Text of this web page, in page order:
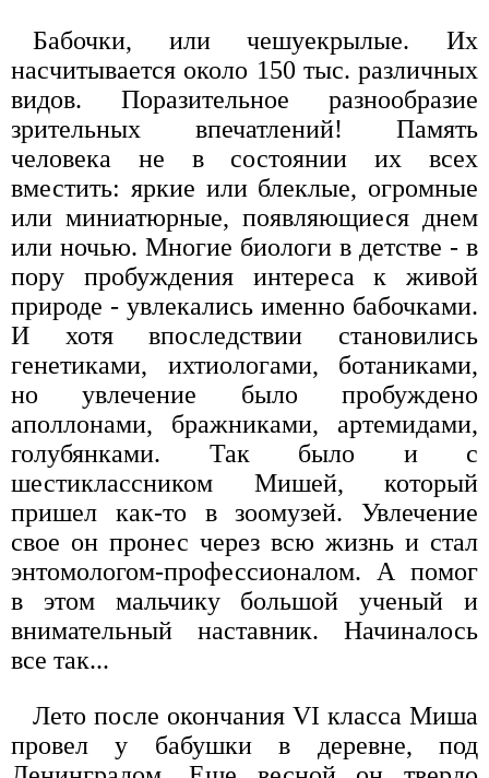
Бабочки, или чешуекрылые. Их
насчитывается около 150 тыс. различных
видов. Поразительное разнообразие
зрительных впечатлений! Память
человека не в состоянии их всех
вместить: яркие или блеклые, огромные
или миниатюрные, появляющиеся днем
или ночью. Многие биологи в детстве - в
пору пробуждения интереса к живой
природе - увлекались именно бабочками.
И хотя впоследствии становились
генетиками, ихтиологами, ботаниками,
но увлечение было пробуждено
аполлонами, бражниками, артемидами,
голубянками. Так было и с
шестиклассником Мишей, который
пришел как-то в зоомузей. Увлечение
свое он пронес через всю жизнь и стал
энтомологом-профессионалом. А помог
в этом мальчику большой ученый и
внимательный наставник. Начиналось
все так...
Лето после окончания VI класса Миша
провел у бабушки в деревне, под